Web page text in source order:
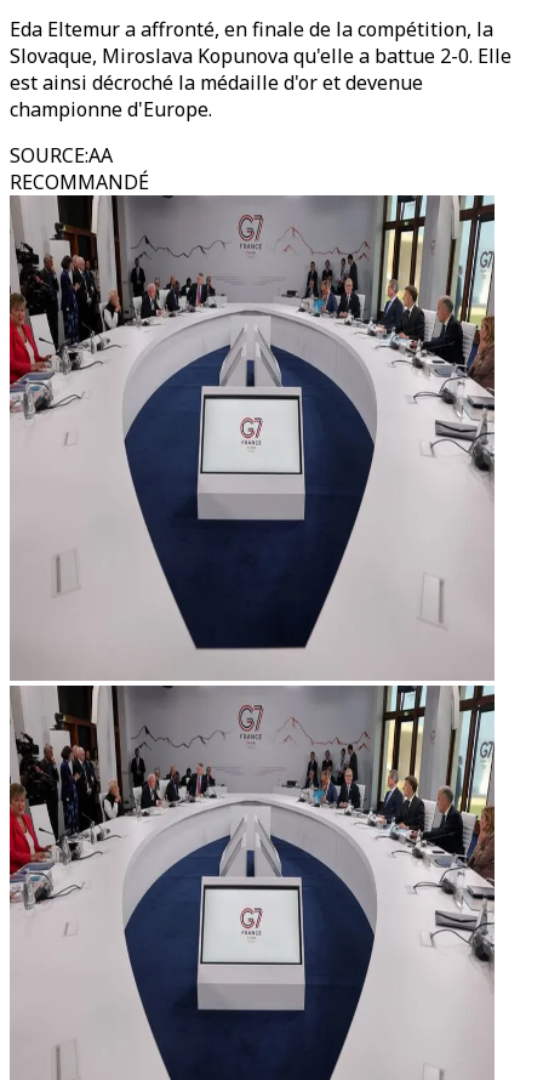
Eda Eltemur a affronté, en finale de la compétition, la
Slovaque, Miroslava Kopunova qu'elle a battue 2-0. Elle
est ainsi décroché la médaille d'or et devenue
championne d'Europe.
SOURCE:AA
RECOMMANDÉ